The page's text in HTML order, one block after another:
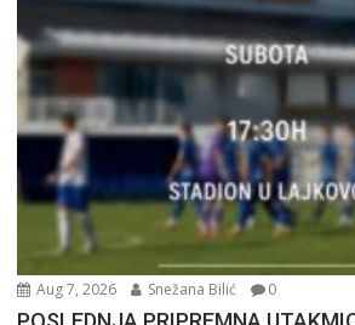
Aug 7, 2026 Snežana Bilić 0